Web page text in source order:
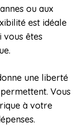
ou aux
est idéale
vous êtes
une liberté
Vous
à votre